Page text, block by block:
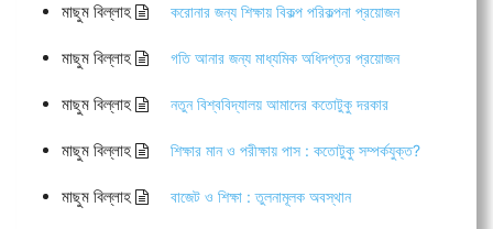
মাছুম বিল্লাহ করোনার জন্য শিক্ষায় বিকল্প পরিকল্পনা প্রয়োজন
মাছুম বিল্লাহ গতি আনার জন্য মাধ্যমিক অধিদপ্তর প্রয়োজন
মাছুম বিল্লাহ নতুন বিশ্ববিদ্যালয় আমাদের কতোটুকু দরকার
মাছুম বিল্লাহ শিক্ষার মান ও পরীক্ষায় পাস : কতোটুকু সম্পর্কযুক্ত?
মাছুম বিল্লাহ বাজেট ও শিক্ষা : তুলনামূলক অবস্থান